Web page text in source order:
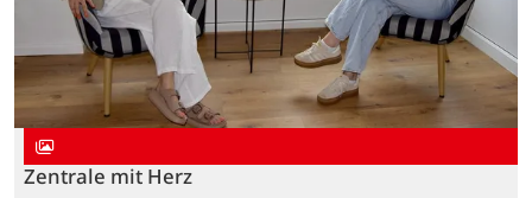
Zentrale mit Herz